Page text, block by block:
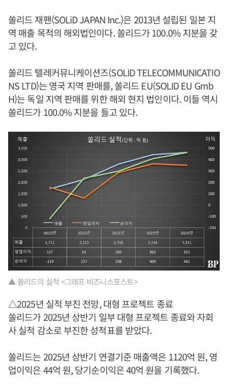
쏠리드 재팬(SOLiD JAPAN Inc.)은 2013년 설립된 일본 지
역 매출 목적의 해외법인이다. 쏠리드가 100.0% 지분을 갖
고 있다.
쏠리드 텔레커뮤니케이션즈(SOLID TELECOMMUNICATIO
NS LTD)는 영국 지역 판매를, 쏠리드 EU(SOLID EU Gmb
H)는 독일 지역 판매를 위한 해외 현지 법인이다. 이들 역시
쏠리드가 100.0% 지분을 들고 있다.
▲ 쏠리드의 실적 <그래프 비즈니스포스트>
△2025년 실적 부진 전망, 대형 프로젝트 종료
쏠리드가 2025년 상반기 일부 대형 프로젝트 종료와 자회
사 실적 감소로 부진한 성적표를 받았다.
쏠리드는 2025년 상반기 연결기준 매출액은 1120억 원, 영
업이익은 44억 원, 당기순이익은 40억 원을 기록했다.